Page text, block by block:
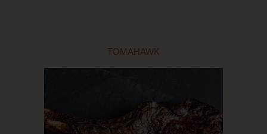
TOMAHAWK